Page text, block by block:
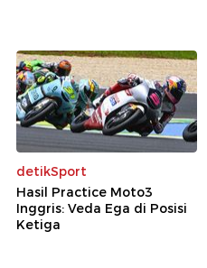
detikSport
Hasil Practice Moto3
Inggris: Veda Ega di Posisi
Ketiga